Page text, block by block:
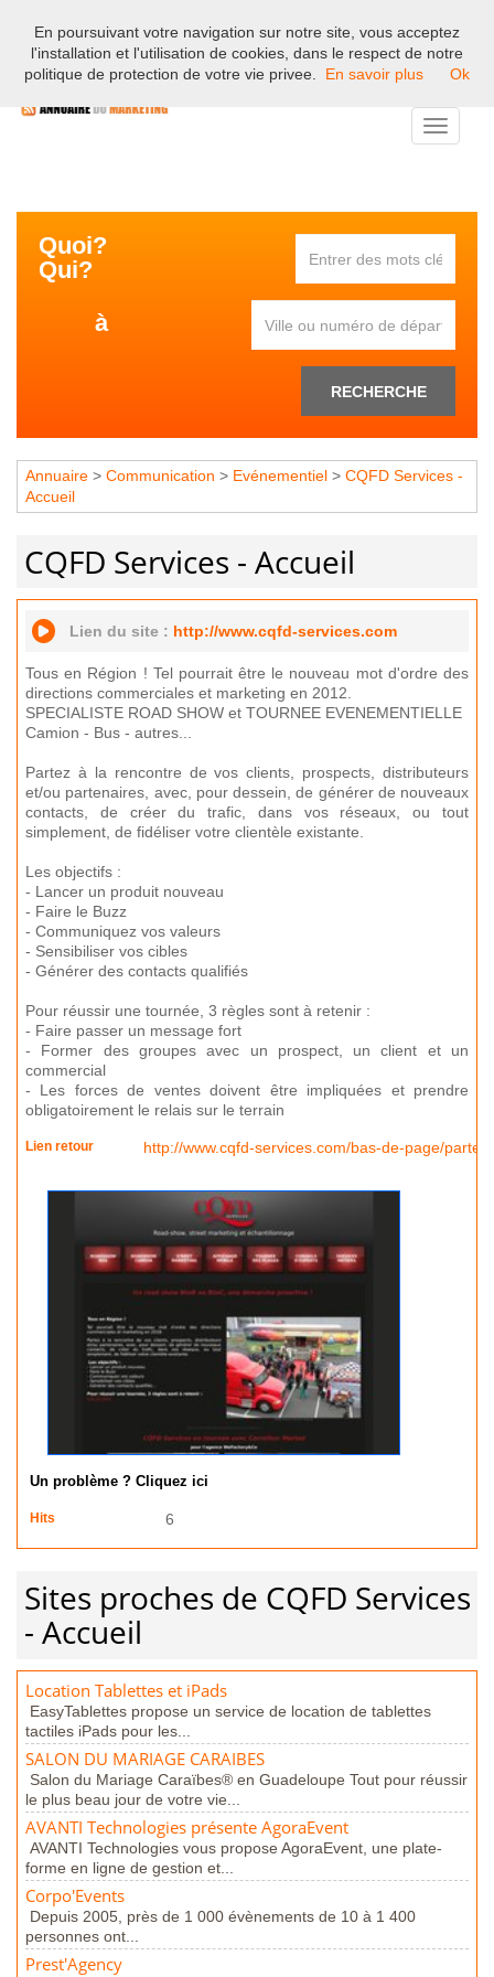
Bienvenue sur l'annuaire professionnel du marketing et de la
communication en France.
Toggle
Quoi?
Qui?
à
RECHERCHE
Annuaire > Communication > Evénementiel > CQFD Services -
Accueil
CQFD Services - Accueil
Lien du site : http://www.cqfd-services.com
Tous en Région ! Tel pourrait être le nouveau mot d'ordre des
directions commerciales et marketing en 2012.
SPECIALISTE ROAD SHOW et TOURNEE EVENEMENTIELLE
Camion - Bus - autres...
Partez à la rencontre de vos clients, prospects, distributeurs
et/ou partenaires, avec, pour dessein, de générer de nouveaux
contacts, de créer du trafic, dans vos réseaux, ou tout
simplement, de fidéliser votre clientèle existante.
Les objectifs :
- Lancer un produit nouveau
- Faire le Buzz
- Communiquez vos valeurs
- Sensibiliser vos cibles
- Générer des contacts qualifiés
Pour réussir une tournée, 3 règles sont à retenir :
- Faire passer un message fort
- Former des groupes avec un prospect, un client et un
commercial
- Les forces de ventes doivent être impliquées et prendre
obligatoirement le relais sur le terrain
Lien retour http://www.cqfd-services.com/bas-de-page/
Un problème ? Cliquez ici
Hits 6
Sites proches de CQFD Services
- Accueil
Location Tablettes et iPads
EasyTablettes propose un service de location de tablettes
tactiles iPads pour les...
SALON DU MARIAGE CARAIBES
Salon du Mariage Caraïbes® en Guadeloupe Tout pour réussir
le plus beau jour de votre vie...
AVANTI Technologies présente AgoraEvent
AVANTI Technologies vous propose AgoraEvent, une plate-
forme en ligne de gestion et...
Corpo'Events
Depuis 2005, près de 1 000 évènements de 10 à 1 400
personnes ont...
Prest'Agency
En poursuivant votre navigation sur notre site, vous acceptez
l'installation et l'utilisation de cookies, dans le respect de notre
politique de protection de votre vie privee.
En savoir plus Ok